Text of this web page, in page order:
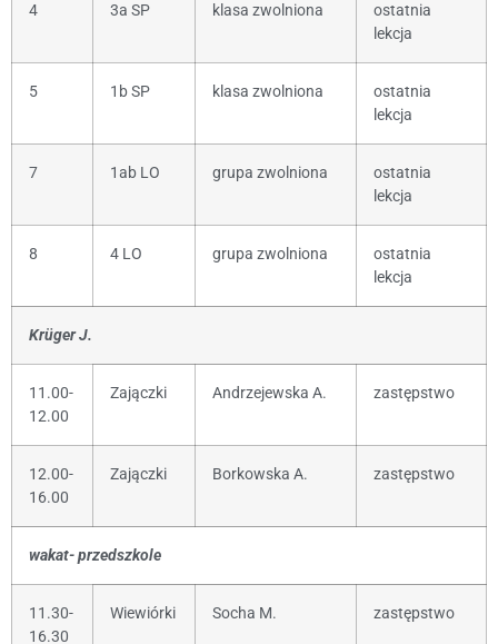
4 3a SP klasa zwolniona
ostatnia
lekcja
5 1b SP klasa zwolniona
ostatnia
lekcja
7 1ab LO grupa zwolniona
ostatnia
lekcja
8 4 LO grupa zwolniona
ostatnia
lekcja
Krüger J.
11.00-
12.00
Zajączki Andrzejewska A. zastępstwo
12.00-
16.00
Zajączki Borkowska A. zastępstwo
wakat- przedszkole
11.30-
16.30
Wiewiórki Socha M. zastępstwo